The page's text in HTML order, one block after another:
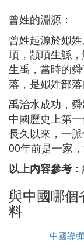
曾姓的淵源：
曾姓起源於姒
頊，顓頊生鯀
生禹，當時的
落，是姒姓部落
禹治水成功，
中國歷史上第
長久以來，一
00年前是一家
以上內容參考：
與中國哪個
料
中國導